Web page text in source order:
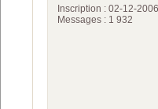
Inscription : 02-12-2006
Messages : 1 932